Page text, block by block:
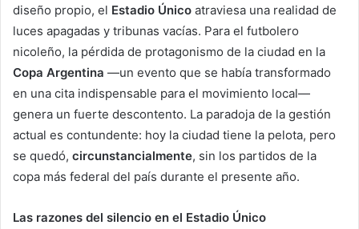
diseño propio, el Estadio Único atraviesa una realidad de
luces apagadas y tribunas vacías. Para el futbolero
nicoleño, la pérdida de protagonismo de la ciudad en la
Copa Argentina —un evento que se había transformado
en una cita indispensable para el movimiento local—
genera un fuerte descontento. La paradoja de la gestión
actual es contundente: hoy la ciudad tiene la pelota, pero
se quedó, circunstancialmente, sin los partidos de la
copa más federal del país durante el presente año.
Las razones del silencio en el Estadio Único